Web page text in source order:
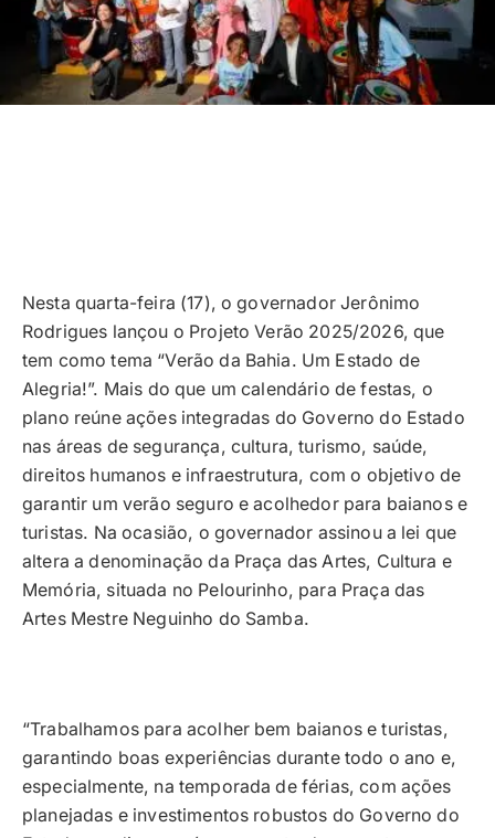
Nesta quarta-feira (17), o governador Jerônimo
Rodrigues lançou o Projeto Verão 2025/2026, que
tem como tema “Verão da Bahia. Um Estado de
Alegria!”. Mais do que um calendário de festas, o
plano reúne ações integradas do Governo do Estado
nas áreas de segurança, cultura, turismo, saúde,
direitos humanos e infraestrutura, com o objetivo de
garantir um verão seguro e acolhedor para baianos e
turistas. Na ocasião, o governador assinou a lei que
altera a denominação da Praça das Artes, Cultura e
Memória, situada no Pelourinho, para Praça das
Artes Mestre Neguinho do Samba.
“Trabalhamos para acolher bem baianos e turistas,
garantindo boas experiências durante todo o ano e,
especialmente, na temporada de férias, com ações
planejadas e investimentos robustos do Governo do